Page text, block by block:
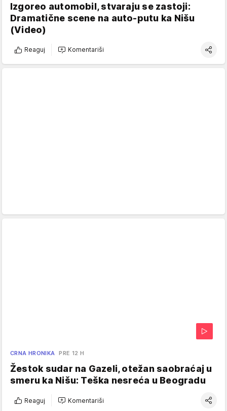
Izgoreo automobil, stvaraju se zastoji:
Dramatične scene na auto-putu ka Nišu
(Video)
Reaguj Komentariši
CRNA HRONIKA PRE 12 H
Žestok sudar na Gazeli, otežan saobraćaj u
smeru ka Nišu: Teška nesreća u Beogradu
Reaguj Komentariši